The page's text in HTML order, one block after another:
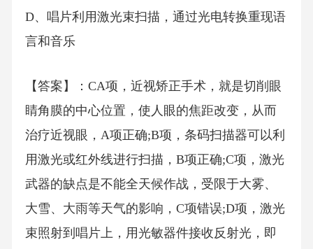
D、唱片利用激光束扫描，通过光电转换重现语
言和音乐
【答案】：CA项，近视矫正手术，就是切削眼
睛角膜的中心位置，使人眼的焦距改变，从而
治疗近视眼，A项正确;B项，条码扫描器可以利
用激光或红外线进行扫描，B项正确;C项，激光
武器的缺点是不能全天候作战，受限于大雾、
大雪、大雨等天气的影响，C项错误;D项，激光
束照射到唱片上，用光敏器件接收反射光，即